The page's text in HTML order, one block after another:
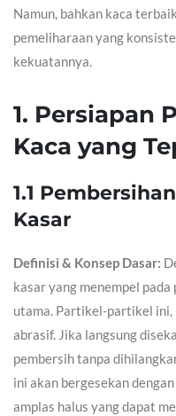
Namun, bahkan kaca
pemeliharaan yang
kekuatannya.
1. Persiapan
Kaca yang
1.1
Kasar
Definisi & Konsep Dasar:
kasar yang menempel
utama. Partikel-partikel
abrasif. Jika langsung
pembersih tanpa
ini akan bergesekan
amplas halus yang dapat